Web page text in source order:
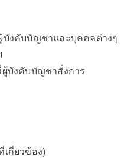
บังคับบัญชาและบุคคลต่างๆ
บังคับบัญชาสั่งการ
กี่ยวข้อง)